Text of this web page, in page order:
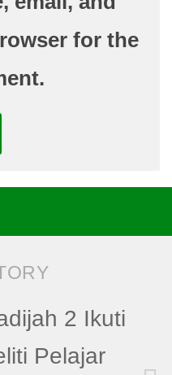
for the
2 Ikuti
Pelajar